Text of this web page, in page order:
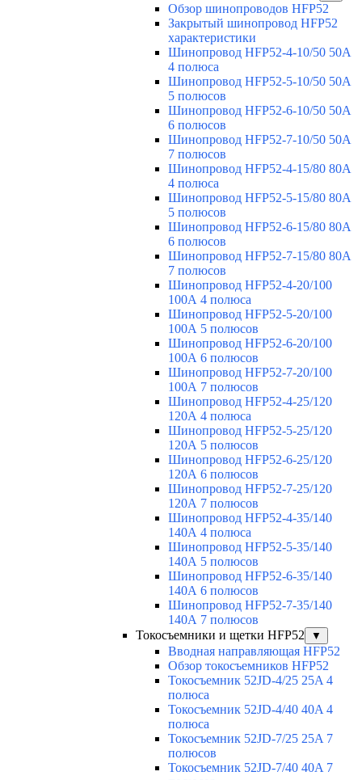
Обзор шинопроводов HFP52
Закрытый шинопровод HFP52
характеристики
Шинопровод HFP52-4-10/50 50A
4 полюса
Шинопровод HFP52-5-10/50 50А
5 полюсов
Шинопровод HFP52-6-10/50 50А
6 полюсов
Шинопровод HFP52-7-10/50 50А
7 полюсов
Шинопровод HFP52-4-15/80 80A
4 полюса
Шинопровод HFP52-5-15/80 80А
5 полюсов
Шинопровод HFP52-6-15/80 80А
6 полюсов
Шинопровод HFP52-7-15/80 80А
7 полюсов
Шинопровод HFP52-4-20/100
100А 4 полюса
Шинопровод HFP52-5-20/100
100А 5 полюсов
Шинопровод HFP52-6-20/100
100А 6 полюсов
Шинопровод HFP52-7-20/100
100А 7 полюсов
Шинопровод HFP52-4-25/120
120А 4 полюса
Шинопровод HFP52-5-25/120
120А 5 полюсов
Шинопровод HFP52-6-25/120
120А 6 полюсов
Шинопровод HFP52-7-25/120
120А 7 полюсов
Шинопровод HFP52-4-35/140
140А 4 полюса
Шинопровод HFP52-5-35/140
140А 5 полюсов
Шинопровод HFP52-6-35/140
140А 6 полюсов
Шинопровод HFP52-7-35/140
140А 7 полюсов
Токосъемники и щетки HFP52
▼
Вводная направляющая HFP52
Обзор токосъемников HFP52
Токосъемник 52JD-4/25 25A 4
полюса
Токосъемник 52JD-4/40 40A 4
полюса
Токосъемник 52JD-7/25 25A 7
полюсов
Токосъемник 52JD-7/40 40A 7